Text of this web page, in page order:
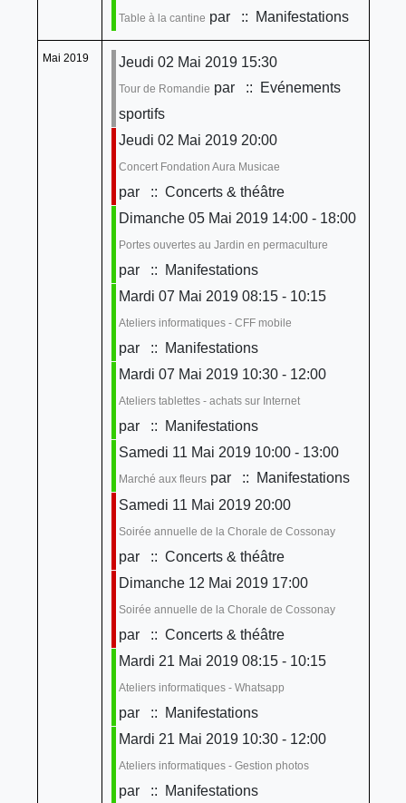
Table à la cantine par :: Manifestations
Mai 2019 Jeudi 02 Mai 2019 15:30
Tour de Romandie par
:: Evénements
sportifs
Jeudi 02 Mai 2019 20:00
Concert Fondation Aura Musicae
par
:: Concerts & théâtre
Dimanche 05 Mai 2019 14:00 - 18:00
Portes ouvertes au Jardin en permaculture
par
:: Manifestations
Mardi 07 Mai 2019 08:15 - 10:15
Ateliers informatiques - CFF mobile
par
:: Manifestations
Mardi 07 Mai 2019 10:30 - 12:00
Ateliers tablettes - achats sur Internet
par
:: Manifestations
Samedi 11 Mai 2019 10:00 - 13:00
Marché aux fleurspar
:: Manifestations
Samedi 11 Mai 2019 20:00
Soirée annuelle de la Chorale de Cossonay
par
:: Concerts & théâtre
Dimanche 12 Mai 2019 17:00
Soirée annuelle de la Chorale de Cossonay
par
:: Concerts & théâtre
Mardi 21 Mai 2019 08:15 - 10:15
Ateliers informatiques - Whatsapp
par
:: Manifestations
Mardi 21 Mai 2019 10:30 - 12:00
Ateliers informatiques - Gestion photos
par
:: Manifestations